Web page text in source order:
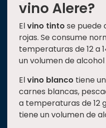
vino Alere?
Elvino tinto se puede
rojas. Se consume
temperaturas de 12 a
un volumen de
Elvino blanco tiene
carnes blancas,
a temperaturas de 12
tiene un volumen de